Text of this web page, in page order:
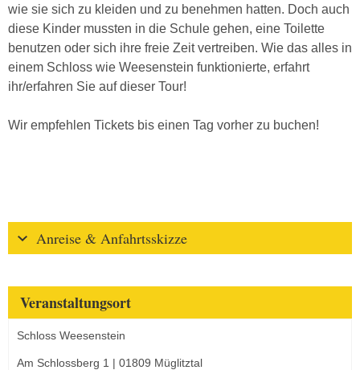
wie sie sich zu kleiden und zu benehmen hatten. Doch auch
diese Kinder mussten in die Schule gehen, eine Toilette
benutzen oder sich ihre freie Zeit vertreiben. Wie das alles in
einem Schloss wie Weesenstein funktionierte, erfahrt
ihr/erfahren Sie auf dieser Tour!
Wir empfehlen Tickets bis einen Tag vorher zu buchen!
Anreise & Anfahrtsskizze
Veranstaltungsort
Schloss Weesenstein
Am Schlossberg 1 | 01809 Müglitztal